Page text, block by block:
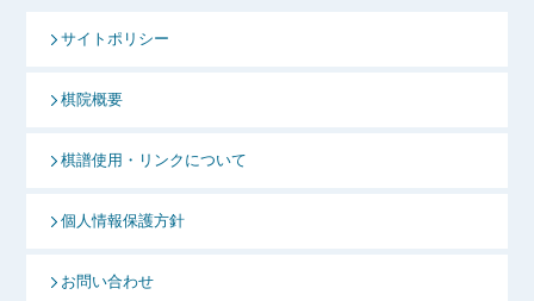
サイトポリシー
棋院概要
棋譜使用・リンクについて
個人情報保護方針
お問い合わせ